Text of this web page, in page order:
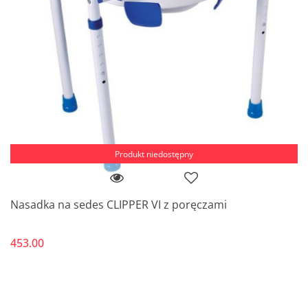
Produkt niedostępny
Nasadka na sedes CLIPPER VI z poręczami
453.00